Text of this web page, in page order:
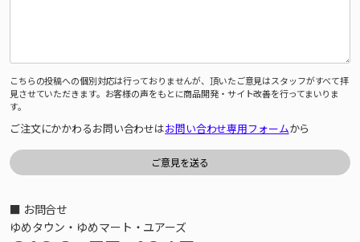
こちらの投稿への個別対応は行っておりませんが、頂いたご意見はスタッフがすべて拝
見させていただきます。お客様の声をもとに商品開発・サイト改善を行ってまいりま
す。
ご注文にかかわるお問い合わせはお問い合わせ専用フォームから
■ お問合せ
ゆめタウン・ゆめマート・ユアーズ